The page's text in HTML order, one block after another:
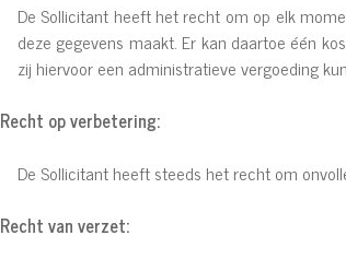
De Sollicitant heeft het recht om op elk
deze gegevens maakt. Er kan daartoe één
zij hiervoor een administratieve vergoeding
Recht op verbetering:
De Sollicitant heeft steeds het recht om
Recht van verzet: